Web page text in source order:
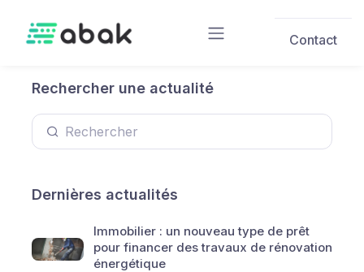
Contact
Rechercher une actualité
Dernières actualités
Immobilier : un nouveau type de prêt
pour financer des travaux de rénovation
énergétique